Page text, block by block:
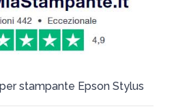
stampante Epson Stylus